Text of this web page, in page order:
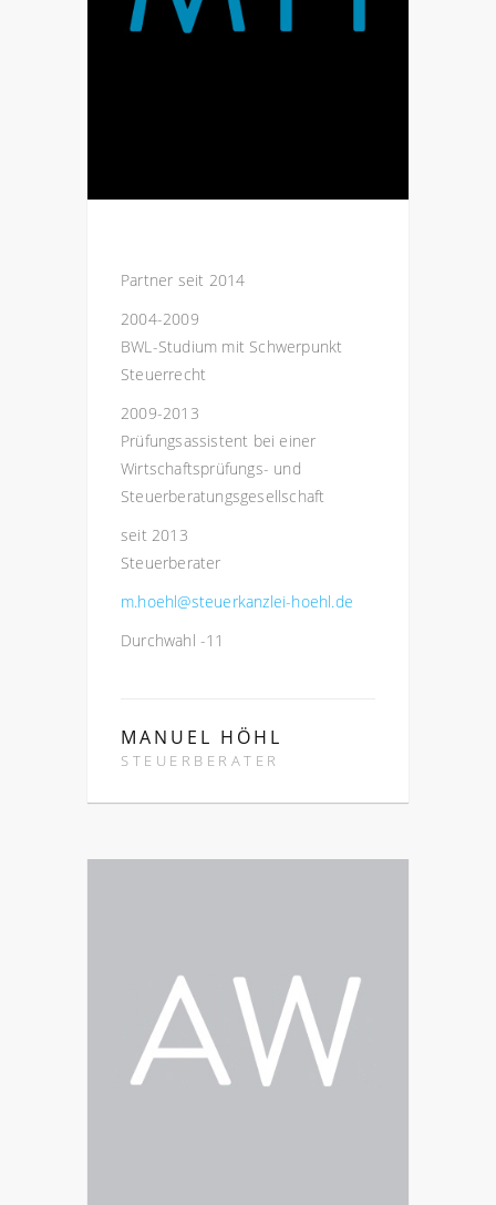
Partner seit 2014
2004-2009
BWL-Studium mit Schwerpunkt
Steuerrecht
2009-2013
Prüfungsassistent bei einer
Wirtschaftsprüfungs- und
Steuerberatungsgesellschaft
seit 2013
Steuerberater
m.hoehl@steuerkanzlei-hoehl.de
Durchwahl -11
MANUEL HÖHL
STEUERBERATER